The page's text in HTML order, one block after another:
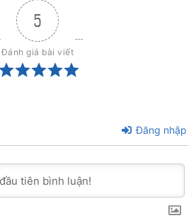
5
Đánh giá bài viết
Đăng nhập